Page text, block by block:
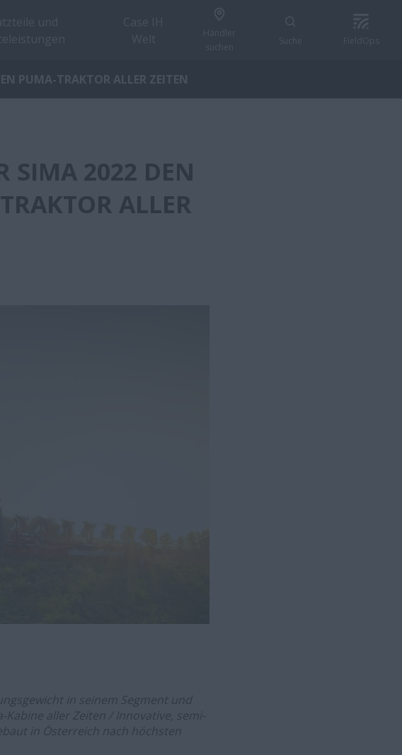
PUMA-TRAKTOR ALLER ZEITEN
SIMA 2022 DEN
ALLER
in seinem Segment und
aller Zeiten / Innovative, semi-
in Österreich nach höchsten